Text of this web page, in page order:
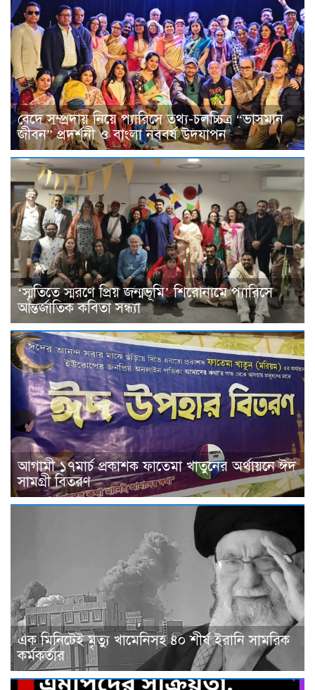
বেদে সম্প্রদায় নিয়ে প্যারিসে তথ্য-চলচ্চিত্র “ভাসমান
জীবন” প্রদর্শনী ও বাংলা নববর্ষ উদযাপন
‘স্মৃতিতে স্মরণে প্রিয় জন্মভূমি’ শিরোনামে প্যারিসে
আন্তর্জাতিক কবিতা সন্ধ্যা
আগামী ১৭মার্চ প্রকাশক ফাতেমা খাতুনের অর্থায়নে ঈদ
সামগ্রী বিতরণ
এক মিনিটেই মৃত্যু খামেনিসহ ৪০ শীর্ষ ইরানি সামরিক
কর্মকর্তার